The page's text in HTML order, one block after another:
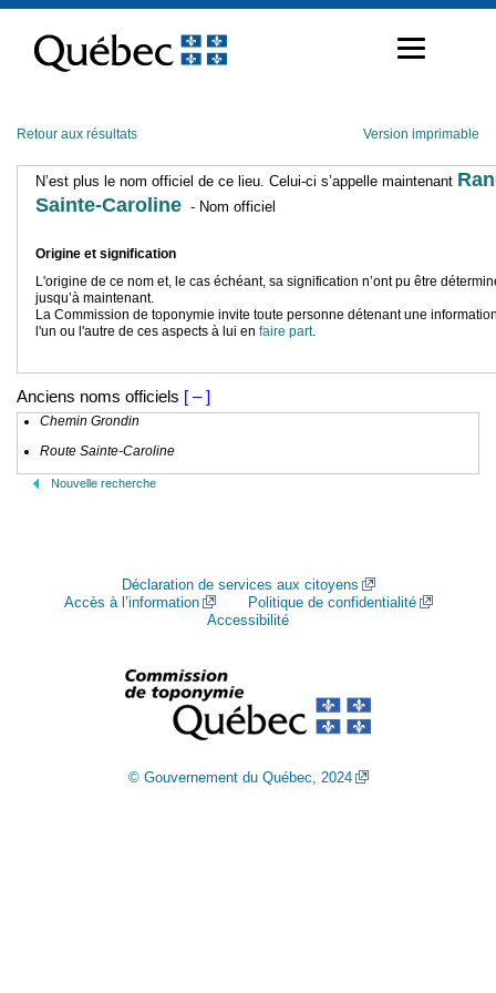
contenu
Retour aux résultats Version imprimable
N’est plus le nom officiel de ce lieu. Celui-ci s’appelle maintenant
Sainte-Caroline - Nom officiel
Origine et signification
L'origine de ce nom et, le cas échéant, sa signification n’ont pu être
jusqu’à maintenant.
La Commission de toponymie invite toute personne détenant une
l'un ou l'autre de ces aspects à lui en faire part.
Anciens noms officiels [ – ]
Chemin Grondin
Route Sainte-Caroline
Nouvelle recherche
Déclaration de services aux citoyens
Accès à l’information
Politique de confidentialité
Accessibilité
© Gouvernement du Québec, 2024